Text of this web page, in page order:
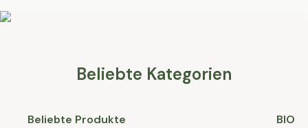
Beliebte Kategorien
Beliebte Produkte BIO